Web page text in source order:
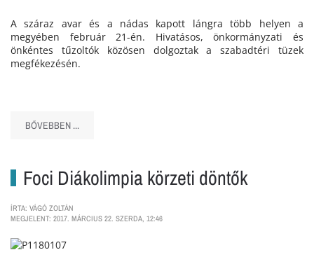
A száraz avar és a nádas kapott lángra több helyen a
megyében február 21-én. Hivatásos, önkormányzati és
önkéntes tűzoltók közösen dolgoztak a szabadtéri tüzek
megfékezésén.
BŐVEBBEN ...
Foci Diákolimpia körzeti döntők
ÍRTA: VÁGÓ ZOLTÁN
MEGJELENT: 2017. MÁRCIUS 22. SZERDA, 12:46